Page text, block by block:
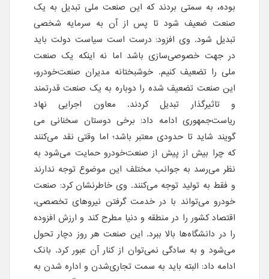
بوده، به سمتی بردند که این صنعت ملی تبدیل به یک
صنعت ضعیف شود تا پس از آن به سرمایه شخصی
تبدیل شود. وی افزود: درست است سیاست دولت باید
در جهت خصوصی‌سازی باشد اما نه اینکه یک صنعت
ملی را تضعیف کنیم. خوشبختانه مدیران صنعت‌خودرو،
این صنعت تضعیف شده را دوباره به یک صنعت قدرتمند
و تاثیرگذار تبدیل کردند. معاون اجرایی نهاد
ریاست‌جمهوری ادامه داد: برخی دوستان سخنانی می
گویند شاید تا حدودی معتبر باشد؛ اما وقتی نقد می‌کنند
که چرا بیش از پیش از صنعت‌خودرو حمایت می‌شود به
نظر می‌رسد به جوانب مختلف این موضوع توجه ندارند
و فقط به تولید توجه می‌کنند. وی خاطرنشان کرد: صنعت
خودرو می‌تواند با در خدمت گرفتن نیروهای تخصصی،
اقتصاد کشور را در منطقه و دنیا مطرح کند و ارزش افزوده
را در دانشگاه‌ها بالا ببرد. این صنعت هر روز دچار تحول
می‌شود و به سادگی نمی‌توان از کنار‌ آن عبور کرد. بانک
ادامه داد: البته باید به سمت تجاری‌شدن و اداره شدن به